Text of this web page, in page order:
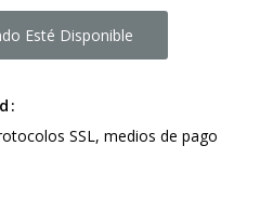
Esté Disponible
SSL, medios de pago